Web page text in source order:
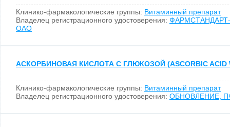
Клинико-фармакологические группы: Витаминный препарат
Владелец регистрационного удостоверения:
ОАО
АСКОРБИНОВАЯ КИСЛОТА С ГЛЮКОЗОЙ (ASCORBIC ACID
Клинико-фармакологические группы: Витаминный препарат
Владелец регистрационного удостоверения: ОБНОВЛЕНИЕ,